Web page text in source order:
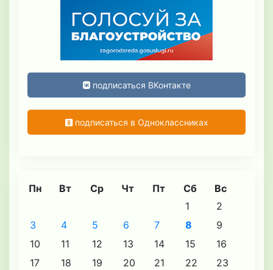
подписаться ВКонтакте
подписаться в Одноклассниках
Пн Вт Ср Чт Пт Сб Вс
1
2
3
4 5 6 7 8
9
10
11 12 13 14 15
16
17
18 19 20 21 22
23